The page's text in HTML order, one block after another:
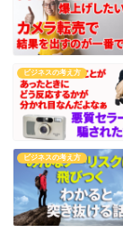
ビジネスの考え方
ビジネスの考え方